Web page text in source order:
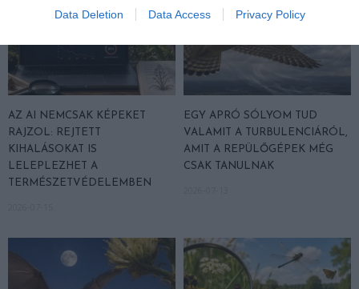
Data Deletion Data Access Privacy Policy
AZ AI NEMCSAK KÉPEKET
RAJZOL: REJTETT
KIHALÁSOKAT IS
LELEPLEZHET A
TERMÉSZETVÉDELEMBEN
EGY APRÓ SÓLYOM TUD
VALAMIT A TURBULENCIÁRÓL,
AMIT A REPÜLŐGÉPEK MÉG
CSAK TANULNAK